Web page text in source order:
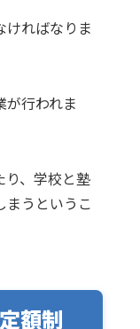
ければなりま
が行われま
り、学校と塾
まうというこ
額制